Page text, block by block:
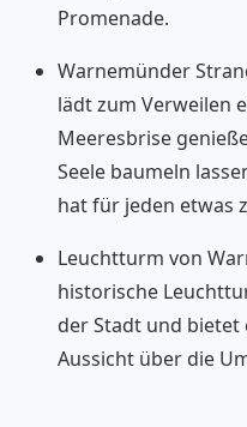
Promenade.
Warnemünder
lädt zum Verweilen
Meeresbrise
Seele baumeln
hat für jeden etwas
Leuchtturm von
historische
der Stadt und
Aussicht über die